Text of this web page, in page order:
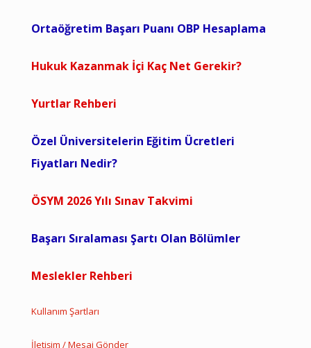
Ortaöğretim Başarı Puanı OBP Hesaplama
Hukuk Kazanmak İçi Kaç Net Gerekir?
Yurtlar Rehberi
Özel Üniversitelerin Eğitim Ücretleri
Fiyatları Nedir?
ÖSYM 2026 Yılı Sınav Takvimi
Başarı Sıralaması Şartı Olan Bölümler
Meslekler Rehberi
Kullanım Şartları
İletişim / Mesaj Gönder